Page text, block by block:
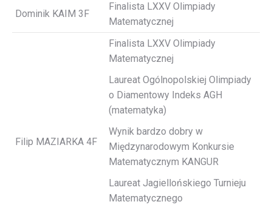
Dominik KAIM 3F
Finalista LXXV Olimpiady
Matematycznej
Filip MAZIARKA 4F
Finalista LXXV Olimpiady
Matematycznej
Laureat Ogólnopolskiej Olimpiady
o Diamentowy Indeks AGH
(matematyka)
Wynik bardzo dobry w
Międzynarodowym Konkursie
Matematycznym KANGUR
Laureat Jagiellońskiego Turnieju
Matematycznego